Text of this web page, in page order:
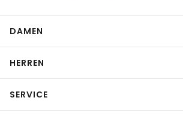
DAMEN
HERREN
SERVICE